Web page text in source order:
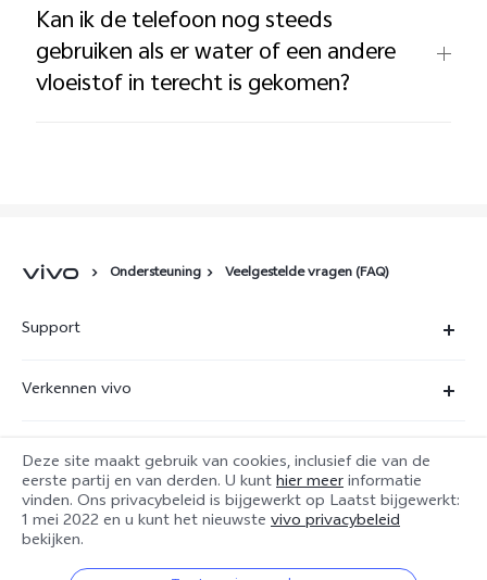
Kan ik de telefoon nog steeds
gebruiken als er water of een andere
vloeistof in terecht is gekomen?
Ondersteuning Veelgestelde vragen (FAQ)
Support
IMEI-authenticatie
Opstuur service
Systeemupdate
Verkennen vivo
vivo-privacycentrum
service@nl.vivo.com
Netherlands | Land/regio kiezen
Deze site maakt gebruik van cookies, inclusief die van de
eerste partij en van derden. U kunthier meerinformatie
vinden. Ons privacybeleid is bijgewerkt op Laatst bijgewerkt:
1 mei 2022 en u kunt het nieuwste vivo privacybeleid
bekijken.